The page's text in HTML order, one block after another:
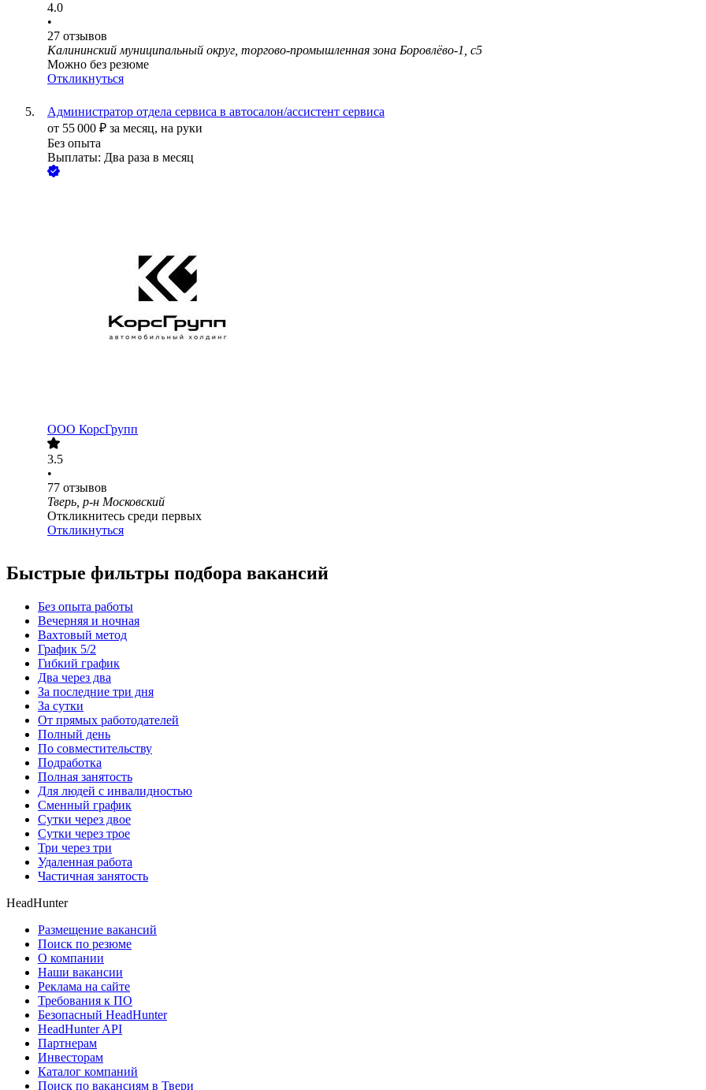
4.0
•
27 отзывов
Калининский муниципальный округ, торгово-промышленная зона Боровлёво-1, с5
Можно без резюме
Откликнуться
Администратор отдела сервиса в автосалон/ассистент сервиса
от 55 000 ₽ за месяц, на руки
Без опыта
Выплаты: Два раза в месяц
ООО КорсГрупп
3.5
•
77 отзывов
Тверь, р-н Московский
Откликнитесь среди первых
Откликнуться
Быстрые фильтры подбора вакансий
Без опыта работы
Вечерняя и ночная
Вахтовый метод
График 5/2
Гибкий график
Два через два
За последние три дня
За сутки
От прямых работодателей
Полный день
По совместительству
Подработка
Полная занятость
Для людей с инвалидностью
Сменный график
Сутки через двое
Сутки через трое
Три через три
Удаленная работа
Частичная занятость
HeadHunter
Размещение вакансий
Поиск по резюме
О компании
Наши вакансии
Реклама на сайте
Требования к ПО
Безопасный HeadHunter
HeadHunter API
Партнерам
Инвесторам
Каталог компаний
Поиск по вакансиям в Твери